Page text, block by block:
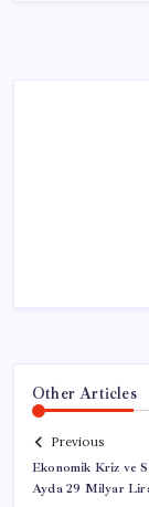
Other Articles
Previous
Ekonomik Kriz ve
Ayda 29 Milyar